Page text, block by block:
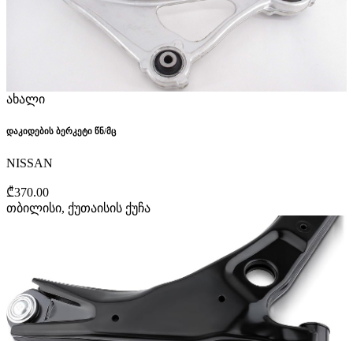
ახალი
დაკიდების ბერკეტი წნ/მც
NISSAN
₾370.00
თბილისი, ქუთაისის ქუჩა